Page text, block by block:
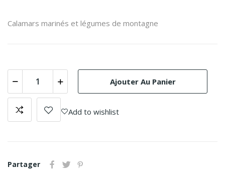
Calamars marinés et légumes de montagne
Ajouter Au Panier
Add to wishlist
Partager